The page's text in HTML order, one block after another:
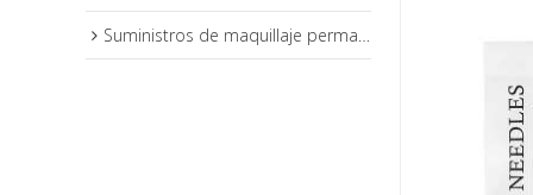
Suministros de maquillaje permanente